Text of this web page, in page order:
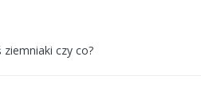
czy co?